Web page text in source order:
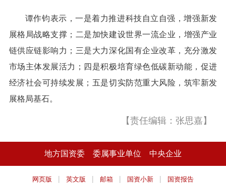
谭作钧表示，一是着力推进科技自立自强，增强新发
展格局战略支撑；二是加快建设世界一流企业，增强产业
链供应链影响力；三是大力深化国有企业改革，充分激发
市场主体发展活力；四是积极培育绿色低碳新动能，促进
经济社会可持续发展；五是切实防范重大风险，筑牢新发
展格局基石。
【责任编辑：张思嘉】
地方国资委 委属事业单位 中央企业
网页版 | 英文版 | 邮箱 | 国资小新 | 国资报告